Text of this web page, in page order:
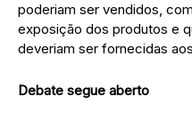
poderiam ser vendidos,
exposição dos produtos e
deveriam ser fornecidas
Debate segue aberto